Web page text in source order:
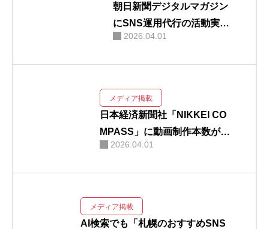
朝日新聞デジタルマガジン
にSNS運用代行の活動実績
が掲載されました
2026.04.01
メディア掲載
日本経済新聞社「NIKKEI CO
MPASS」に動画制作本数が15
00本を越えたことが掲載され
2026.04.01
メディア掲載
AI検索でも「札幌のおすすめSNS